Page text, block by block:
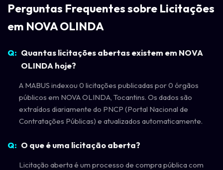
Perguntas Frequentes sobre Licitações
em NOVA OLINDA
Quantas licitações abertas existem em NOVA
OLINDA hoje?
A MABUS indexou 0 licitações publicadas por 0 órgãos
públicos em NOVA OLINDA, Tocantins. Os dados são
extraídos diariamente do PNCP (Portal Nacional de
Contratações Públicas) e atualizados automaticamente.
O que é uma licitação aberta?
Licitação aberta é um processo de compra pública com